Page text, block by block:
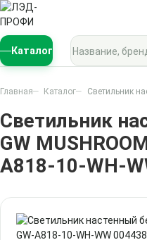
Каталог
Поиск по
Главная Каталог Светильник
Светильник
GW
A818-10-WH-